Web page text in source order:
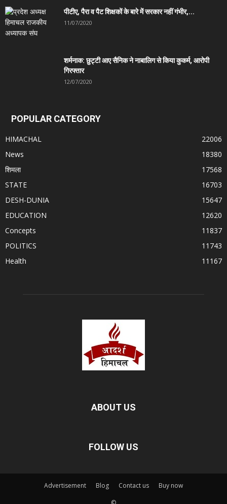
पीटीए, पैरा व पैट शिक्षकों के बारे में सरकार नहीं गंभीर,...
11/07/2020
शर्मनाक: छुट्टी आए सैनिक ने नाबालिग से किया कुकर्म, आरोपी
गिरफ्तार
12/07/2020
POPULAR CATEGORY
HIMACHAL
22006
News
18380
शिमला
17568
STATE
16703
DESH-DUNIA
15647
EDUCATION
12620
Concepts
11837
POLITICS
11743
Health
11167
ABOUT US
FOLLOW US
Advertisement Blog Contact us
Buy now